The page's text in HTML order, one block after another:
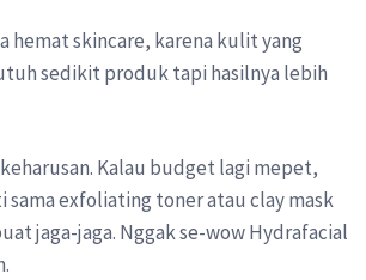
hemat skincare, karena kulit yang
sedikit produk tapi hasilnya lebih
Kalau budget lagi mepet,
sama exfoliating toner atau clay mask
jaga-jaga. Nggak se-wow Hydrafacial